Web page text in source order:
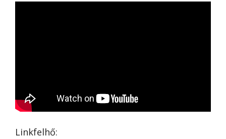
Linkfelhő: